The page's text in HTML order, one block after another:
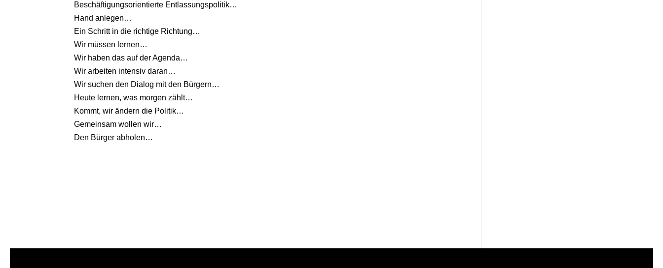
Beschäftigungsorientierte Entlassungspolitik…
Hand anlegen…
Ein Schritt in die richtige Richtung…
Wir müssen lernen…
Wir haben das auf der Agenda…
Wir arbeiten intensiv daran…
Wir suchen den Dialog mit den Bürgern…
Heute lernen, was morgen zählt…
Kommt, wir ändern die Politik…
Gemeinsam wollen wir…
Den Bürger abholen…